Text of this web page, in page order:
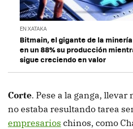
EN XATAKA
Bitmain, el gigante de la
en un 88% su producción
sigue creciendo en valor
Corte. Pese a la ganga,
no estaba resultando tarea
empresarios chinos, como